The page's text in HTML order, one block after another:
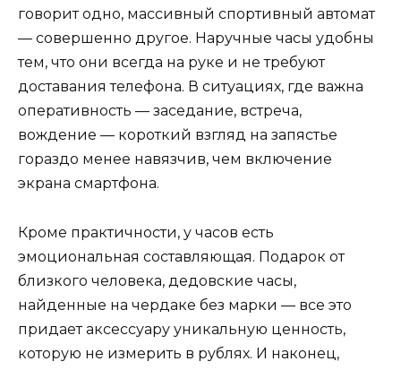
говорит одно, массивный спортивный автомат
— совершенно другое. Наручные часы удобны
тем, что они всегда на руке и не требуют
доставания телефона. В ситуациях, где важна
оперативность — заседание, встреча,
вождение — короткий взгляд на запястье
гораздо менее навязчив, чем включение
экрана смартфона.
Кроме практичности, у часов есть
эмоциональная составляющая. Подарок от
близкого человека, дедовские часы,
найденные на чердаке без марки — все это
придает аксессуару уникальную ценность,
которую не измерить в рублях. И наконец,